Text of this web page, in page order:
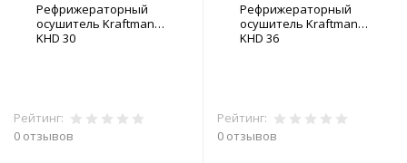
Рефрижераторный
осушитель Kraftmann
KHD 30
Рейтинг:
0 отзывов
Рефрижераторный
осушитель Kraftmann
KHD 36
Рейтинг:
0 отзывов